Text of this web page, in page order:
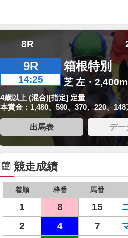
8R
9R
14:25
箱根特別
芝 左・
4歳以上 (混合)[指定] 定量
本賞金：1,480、590、370、220、148
出馬表 デー
競走成績
着順 枠番 馬番
1 8 15
2
4 7